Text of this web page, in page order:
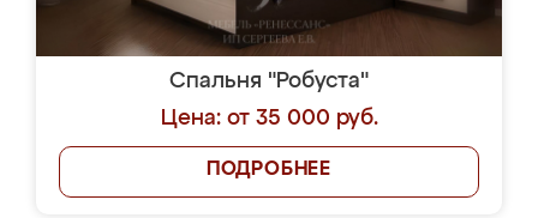
Спальня "Робуста"
Цена: от 35 000 руб.
ПОДРОБНЕЕ